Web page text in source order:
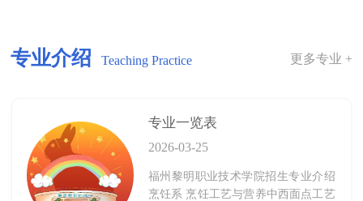
专业介绍 Teaching Practice 更多专业 +
专业一览表
2026-03-25
福州黎明职业技术学院招生专业介绍
烹饪系 烹饪工艺与营养中西面点工艺